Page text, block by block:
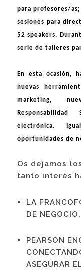
para profesores/
sesiones para
52 speakers.
serie de talleres
En esta ocasión,
nuevas
marketing,
electrónica.
oportunidades de
Os dejamos
tanto interés
LA
DE
PEARSON
ASEGURAR